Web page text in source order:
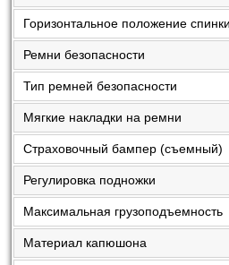
Горизонтальное положение спинки
Ремни безопасности
Тип ремней безопасности
Мягкие накладки на ремни
Страховочный бампер (съемный)
Регулировка подножки
Максимальная грузоподъемность
Материал капюшона